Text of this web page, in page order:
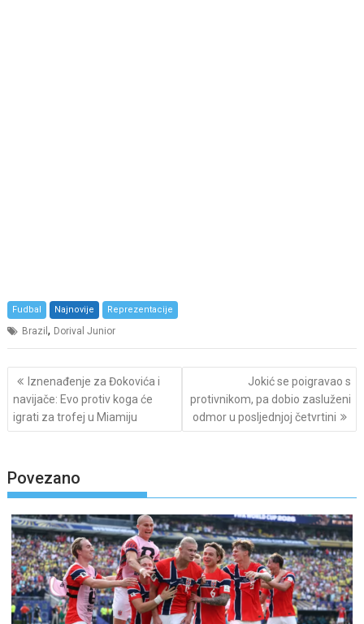
Fudbal Najnovije Reprezentacije
Brazil, Dorival Junior
Post
navigation
Iznenađenje za Đokovića i
navijače: Evo protiv koga će
igrati za trofej u Miamiju
Jokić se poigravao s
protivnikom, pa dobio zasluženi
odmor u posljednjoj četvrtini
Povezano